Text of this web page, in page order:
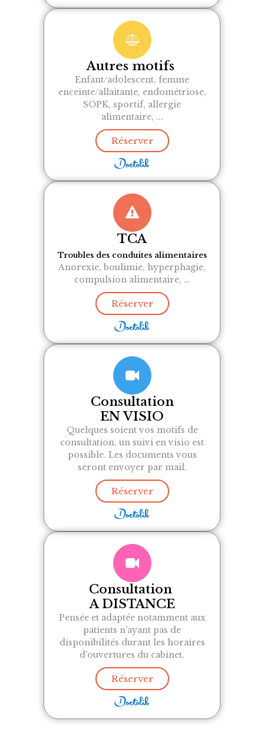
Autres motifs
Enfant/adolescent, femme
enceinte/allaitante, endométriose,
SOPK, sportif, allergie
alimentaire, ...
Réserver
TCA
Troubles des conduites alimentaires
Anorexie, boulimie, hyperphagie,
compulsion alimentaire, …
Réserver
Consultation
EN VISIO
Quelques soient vos motifs de
consultation, un suivi en visio est
possible. Les documents vous
seront envoyer par mail.
Réserver
Consultation
A DISTANCE
Pensée et adaptée notamment aux
patients n'ayant pas de
disponibilités durant les horaires
d'ouvertures du cabinet.
Réserver